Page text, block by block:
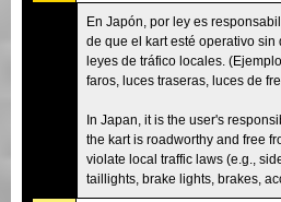
En Japón, por ley es
de que el kart esté operativo
leyes de tráfico locales.
faros, luces traseras, luces de
In Japan, it is the user's
the kart is roadworthy and free
violate local traffic laws (e.g.,
taillights, brake lights, brakes,